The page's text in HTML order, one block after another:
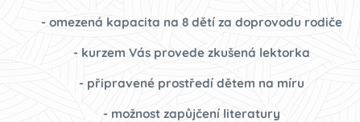
- omezená kapacita na 8 dětí za doprovodu rodiče
- kurzem Vás provede zkušená lektorka
- připravené prostředí dětem na míru
- možnost zapůjčení literatury